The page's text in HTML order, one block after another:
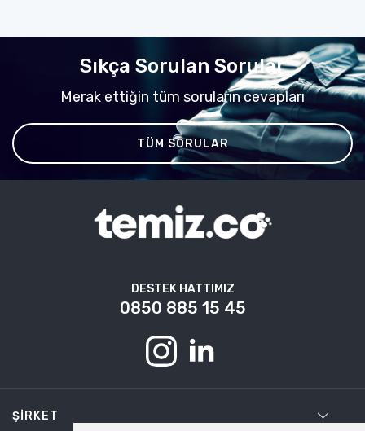
Sıkça Sorulan Sorular
Merak ettiğin tüm soruların cevapları
TÜM SORULAR
DESTEK HATTIMIZ
0850 885 15 45
ŞIRKET